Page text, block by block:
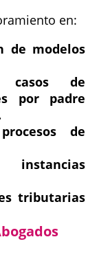
en:
de modelos
casos de
por padre
de
tributarias